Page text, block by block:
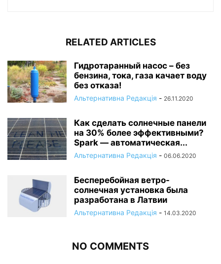
RELATED ARTICLES
Гидротаранный насос – без
бензина, тока, газа качает воду
без отказа!
Альтернативна Редакція - 26.11.2020
Как сделать солнечные панели
на 30% более эффективными?
Spark — автоматическая...
Альтернативна Редакція - 06.06.2020
Бесперебойная ветро-
солнечная установка была
разработана в Латвии
Альтернативна Редакція - 14.03.2020
NO COMMENTS